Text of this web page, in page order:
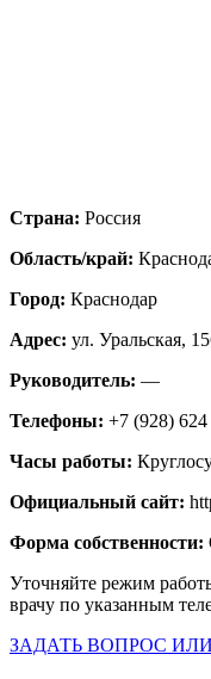
Страна: Россия
Область/край:
Город: Краснодар
Адрес: ул. Уральская,
Руководитель: —
Телефоны: +7 (928)
Часы работы:
Официальный сайт:
Форма собственности:
Уточняйте режим
врачу по указанным
ЗАДАТЬ ВОПРОС